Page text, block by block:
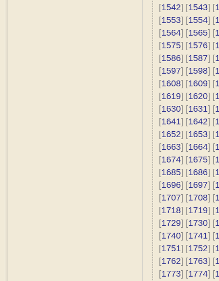
[1542] [1543] [
[1553] [1554] [
[1564] [1565] [
[1575] [1576] [
[1586] [1587] [
[1597] [1598] [
[1608] [1609] [
[1619] [1620] [
[1630] [1631] [
[1641] [1642] [
[1652] [1653] [
[1663] [1664] [
[1674] [1675] [
[1685] [1686] [
[1696] [1697] [
[1707] [1708] [
[1718] [1719] [
[1729] [1730] [
[1740] [1741] [
[1751] [1752] [
[1762] [1763] [
[1773] [1774] [